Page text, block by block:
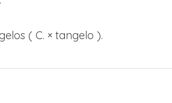
( C. × tangelo ).